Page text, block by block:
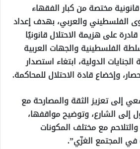
مختصة من كبار الفقهاء
الفلسطيني والعربي، بهدف إعداد
على هزيمة الاحتلال قانونيًا
الفلسطينية والجهات العربية
الدولية، ابتغاء استصدار
وإخضاع قادة الاحتلال للمحاكمة.
إلى تعزيز الثقة والمصارحة مع
إلى الشارع، وتوضيح مواقفها،
والتلاحم مع مختلف المكونات
في المجتمع الغزّي”.